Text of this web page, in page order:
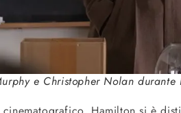
e Christopher Nolan